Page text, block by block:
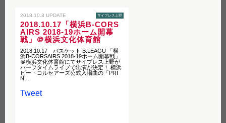
2018.10.3 UPDATE サイプレス上野
2018.10.17「横浜B-CORS
AIRS 2018-19ホーム開幕
戦」＠横浜文化体育館
2018.10.17 バスケット B.LEAGU 「横
浜B-CORSAIRS 2018-19ホーム開幕戦」
＠横浜文化体育館にてサイプレス上野が
ハーフタイムライブで出演が決定！ 横浜
ビー・コルセアーズ公式入場曲の「PRI
N…
Tweet